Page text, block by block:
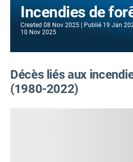
Incendies de
Created 08 Nov 2025 Publié 19 Jan
10 Nov 2025
Décès liés aux
(1980-2022)